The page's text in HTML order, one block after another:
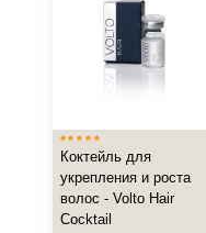
Коктейль для
укрепления и роста
волос - Volto Hair
Cocktail